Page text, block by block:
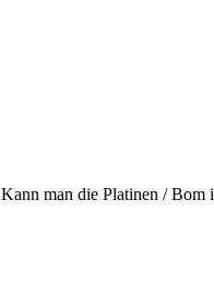
Kann man die Platinen / Bom